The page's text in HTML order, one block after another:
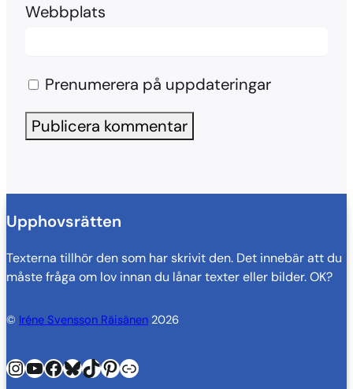
Webbplats
Prenumerera på uppdateringar
Upphovsrätten
Texterna tillhör den som har skrivit den. Det innebär att du
måste fråga om lov innan du lånar texter eller bilder. OK?
© Iréne Svensson Räisänen 2026
InstagramYouTube Facebook Bluesky TikTok Pinterest Länk